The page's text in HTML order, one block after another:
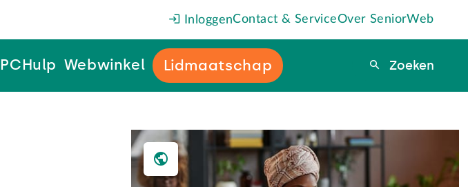
InloggenContact & ServiceOver SeniorWeb
PCHulp Webwinkel Lidmaatschap Zoeken
Zoeken